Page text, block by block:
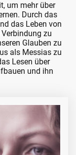
um mehr über
Durch das
das Leben von
zu
Glauben zu
als Messias zu
Lesen über
und ihn